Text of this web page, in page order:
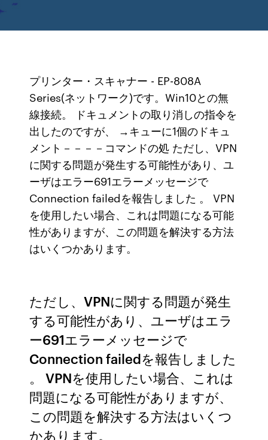
プリンター・スキャナー - EP-808A
Series(ネットワーク)です。Win10との無
線接続。 ドキュメントの取り消しの指令を
出したのですが、 →キューに1個のドキュ
メント－－－－コマンドの処 ただし、VPN
に関する問題が発生する可能性があり、ユ
ーザはエラー691エラーメッセージで
Connection failedを報告しました 。 VPN
を使用したい場合、これは問題になる可能
性がありますが、この問題を解決する方法
はいくつかあります。
ただし、VPNに関する問題が発生
する可能性があり、ユーザはエラ
ー691エラーメッセージで
Connection failedを報告しました
。 VPNを使用したい場合、これは
問題になる可能性がありますが、
この問題を解決する方法はいくつ
かあります。